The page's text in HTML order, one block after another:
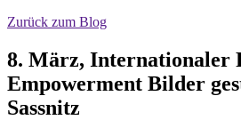
Zurück zum Blog
8. März, Internationaler
Empowerment Bilder
Sassnitz